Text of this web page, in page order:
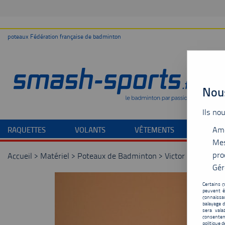
poteaux Fédération française de badminton
RAQUETTES VOLANTS VÊTEMENTS
Accueil > Matériel > Poteaux de Badminton > Victor BP12
Ils
Certains
peuvent
balayage
sera
politique